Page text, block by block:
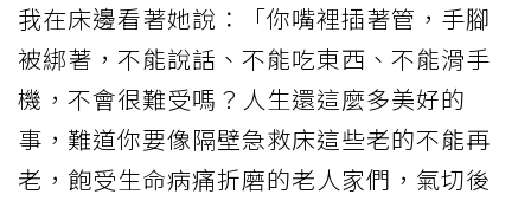
我在床邊看著她說：「你嘴裡插著管，手腳
被綁著，不能說話、不能吃東西、不能滑手
機，不會很難受嗎？人生還這麼多美好的
事，難道你要像隔壁急救床這些老的不能再
老，飽受生命病痛折磨的老人家們，氣切後